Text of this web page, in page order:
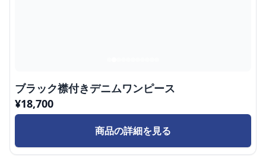
ブラック襟付きデニムワンピース
¥18,700
商品の詳細を見る